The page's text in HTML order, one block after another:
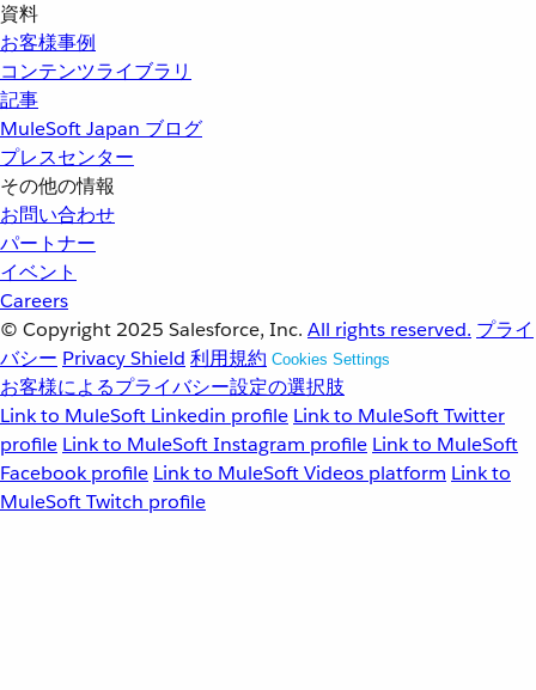
資料
お客様事例
コンテンツライブラリ
記事
MuleSoft Japan ブログ
プレスセンター
その他の情報
お問い合わせ
パートナー
イベント
Careers
© Copyright 2025 Salesforce, Inc. All rights reserved. プライ
バシー Privacy Shield 利用規約 Cookies Settings
お客様によるプライバシー設定の選択肢
Link to MuleSoft Linkedin profile Link to MuleSoft Twitter
profile Link to MuleSoft Instagram profile Link to MuleSoft
Facebook profile Link to MuleSoft Videos platform Link to
MuleSoft Twitch profile